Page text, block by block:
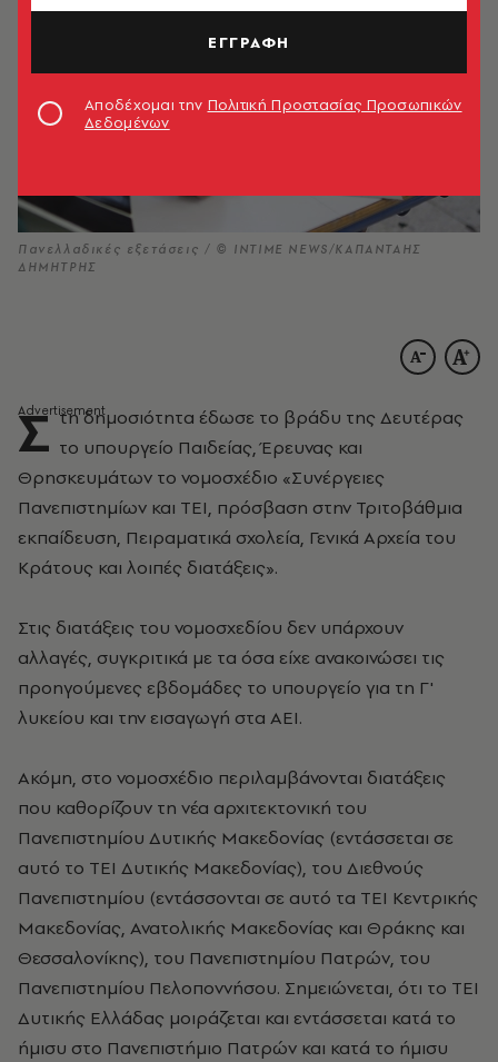
Πανελλαδικές εξετάσεις / © INTIME NEWS/ΚΑΠΑΝΤΑΗΣ
ΔΗΜΗΤΡΗΣ
Σ τη δημοσιότητα έδωσε το βράδυ της Δευτέρας
το υπουργείο Παιδείας, Έρευνας και
Θρησκευμάτων το νομοσχέδιο «Συνέργειες
Πανεπιστημίων και ΤΕΙ, πρόσβαση στην Τριτοβάθμια
εκπαίδευση, Πειραματικά σχολεία, Γενικά Αρχεία του
Κράτους και λοιπές διατάξεις».
Στις διατάξεις του νομοσχεδίου δεν υπάρχουν
αλλαγές, συγκριτικά με τα όσα είχε ανακοινώσει τις
προηγούμενες εβδομάδες το υπουργείο για τη Γ'
λυκείου και την εισαγωγή στα ΑΕΙ.
Ακόμη, στο νομοσχέδιο περιλαμβάνονται διατάξεις
που καθορίζουν τη νέα αρχιτεκτονική του
Πανεπιστημίου Δυτικής Μακεδονίας (εντάσσεται σε
αυτό το ΤΕΙ Δυτικής Μακεδονίας), του Διεθνούς
Πανεπιστημίου (εντάσσονται σε αυτό τα ΤΕΙ Κεντρικής
Μακεδονίας, Ανατολικής Μακεδονίας και Θράκης και
Θεσσαλονίκης), του Πανεπιστημίου Πατρών, του
Πανεπιστημίου Πελοποννήσου. Σημειώνεται, ότι το ΤΕΙ
Δυτικής Ελλάδας μοιράζεται και εντάσσεται κατά το
ήμισυ στο Πανεπιστήμιο Πατρών και κατά το ήμισυ
ΕΓΓΡΑΦΗ
Αποδέχομαι την Πολιτική Προστασίας Προσωπικών
Δεδομένων